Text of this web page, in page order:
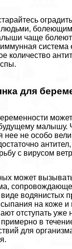
людьми,
чаще болеют
иммунная
количество
для
малышу.
нее не особо
антител,
с вирусом
может
водянистых
на коже и
отступать уже
в
для